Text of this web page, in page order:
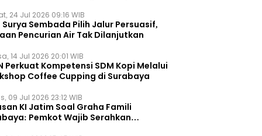
24 Jul 2026 09:16 WIB
Surya Sembada Pilih Jalur Persuasif,
Pencurian Air Tak Dilanjutkan
14 Jul 2026 20:01 WIB
Perkuat Kompetensi SDM Kopi Melalui
Coffee Cupping di Surabaya
09 Jul 2026 23:12 WIB
KI Jatim Soal Graha Famili
Pemkot Wajib Serahkan